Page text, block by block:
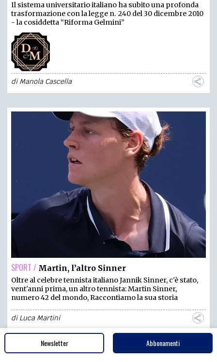
Il sistema universitario italiano ha subito una profonda
trasformazione con la legge n. 240 del 30 dicembre 2010
- la cosiddetta “Riforma Gelmini”
diManola Cascella
SPORT / Martin, l’altro Sinner
Oltre al celebre tennista italiano Jannik Sinner, c'è stato,
vent'anni prima, un altro tennista: Martin Sinner,
numero 42 del mondo, Raccontiamo la sua storia
diLuca Martini
Newsletter Abbonamenti